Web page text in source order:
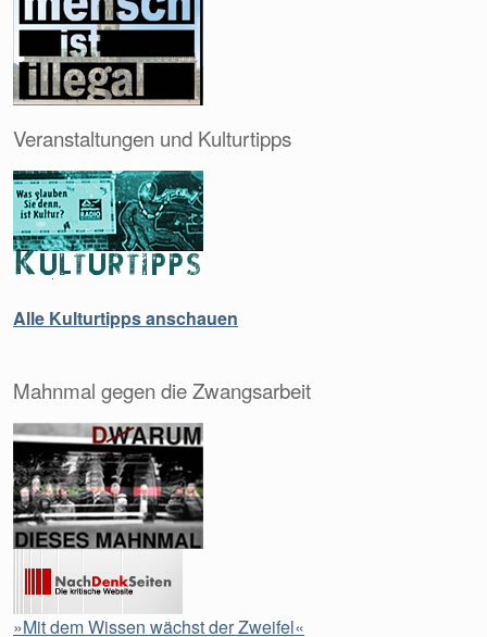
Veranstaltungen und Kulturtipps
Alle Kulturtipps anschauen
Mahnmal gegen die Zwangsarbeit
»Mit dem Wissen wächst der Zweifel«